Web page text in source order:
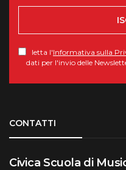
letta l'Informativa sulla
dati per l'invio delle
CONTATTI
Civica Scuola di